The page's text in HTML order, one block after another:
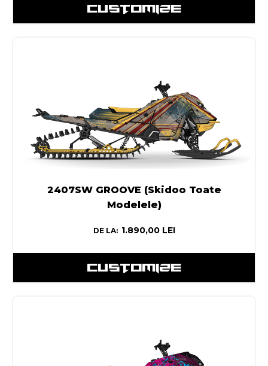
CUSTOMIZE
2407SW GROOVE (Skidoo Toate
Modelele)
DE LA: 1.890,00 LEI
CUSTOMIZE